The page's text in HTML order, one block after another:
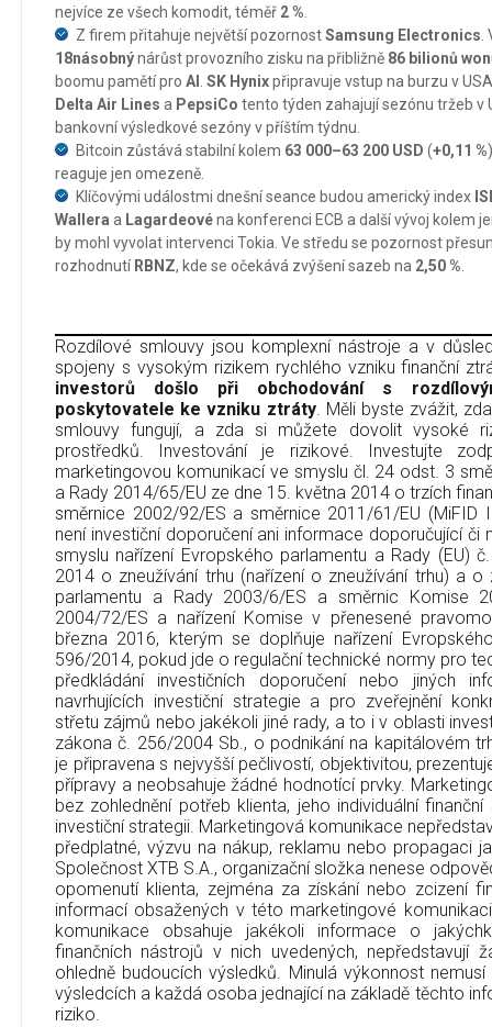
nejvíce ze všech komodit, téměř 2 %.
Z firem přitahuje největší pozornostSamsung Electronics.
18násobnýnárůst provozního zisku na přibližně 86 bilionů
boomu pamětí pro AI . SK Hynixpřipravuje vstup na burzu v
Delta Air Lines a PepsiCo tento týden zahajují sezónu tržeb v
bankovní výsledkové sezóny v příštím týdnu.
Bitcoin zůstává stabilní kolem 63 000–63 200 USD (+0,11 %
reaguje jen omezeně.
Klíčovými událostmi dnešní seance budou americký index
Wallera a Lagardeovéna konferenci ECB a další vývoj kolem
by mohl vyvolat intervenci Tokia. Ve středu se pozornost
rozhodnutí RBNZ, kde se očekává zvýšení sazeb na 2,50 %.
Rozdílové smlouvy jsou komplexní nástroje a v
spojeny s vysokým rizikem rychlého vzniku finanční
investorů došlo při obchodování s
poskytovatele ke vzniku ztráty. Měli byste zvážit,
smlouvy fungují, a zda si můžete dovolit vysoké
prostředků. Investování je rizikové. Investujte
marketingovou komunikací ve smyslu čl. 24 odst. 3
a Rady 2014/65/EU ze dne 15. května 2014 o trzích
směrnice 2002/92/ES a směrnice 2011/61/EU (MiFID
není investiční doporučení ani informace doporučující či
smyslu nařízení Evropského parlamentu a Rady (EU)
2014 o zneužívání trhu (nařízení o zneužívání trhu) a o
parlamentu a Rady 2003/6/ES a směrnic Komise
2004/72/ES a nařízení Komise v přenesené
března 2016, kterým se doplňuje nařízení
596/2014, pokud jde o regulační technické normy pro
předkládání investičních doporučení nebo jiných
navrhujících investiční strategie a pro zveřejnění
střetu zájmů nebo jakékoli jiné rady, a to i v oblasti
zákona č. 256/2004 Sb., o podnikání na kapitálovém
je připravena s nejvyšší pečlivostí, objektivitou,
přípravy a neobsahuje žádné hodnotící prvky.
bez zohlednění potřeb klienta, jeho individuální
investiční strategii. Marketingová komunikace
předplatné, výzvu na nákup, reklamu nebo propagaci
Společnost XTB S.A., organizační složka nenese
opomenutí klienta, zejména za získání nebo zcizení
informací obsažených v této marketingové
komunikace obsahuje jakékoli informace o
finančních nástrojů v nich uvedených, nepředstavují
ohledně budoucích výsledků. Minulá výkonnost
výsledcích a každá osoba jednající na základě těchto
riziko.